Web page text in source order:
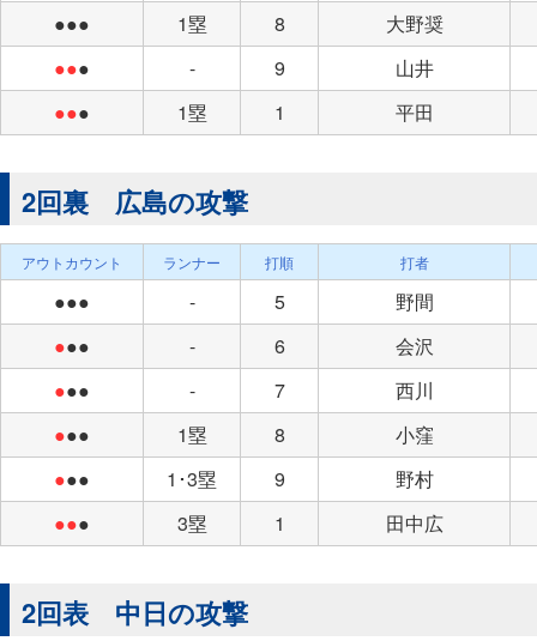
●●●
1塁 8
大野奨
●●● - 9
山井
●●● 1塁 1 平田
2回裏 広島の攻撃
アウトカウント ランナー 打順 打者
●●● - 5
野間
●●● - 6
会沢
●●● - 7
西川
●●● 1塁 8
小窪
●●● 1･3塁 9
野村
●●● 3塁 1 田中広
2回表 中日の攻撃